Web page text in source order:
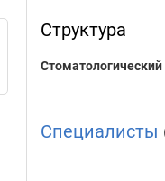
Структура
Специалисты